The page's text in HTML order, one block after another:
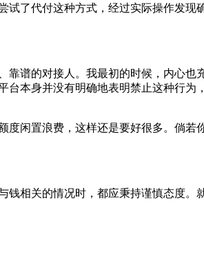
了代付这种方式，经过实际操作发
谱的对接人。我最初的时候，内心
本身并没有明确地表明禁止这种行
闲置浪费，这样还是要好很多。倘
相关的情况时，都应秉持谨慎态度